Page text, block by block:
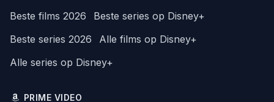
Beste films 2026
Beste series op Disney+
Beste series 2026
Alle films op Disney+
Alle series op Disney+
PRIME VIDEO